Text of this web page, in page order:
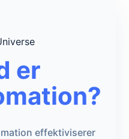
er
effektiviserer